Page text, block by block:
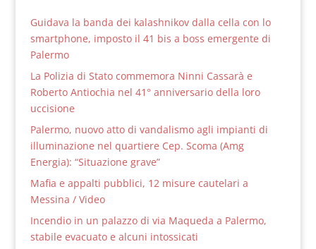
Guidava la banda dei kalashnikov dalla cella con lo
smartphone, imposto il 41 bis a boss emergente di
Palermo
La Polizia di Stato commemora Ninni Cassarà e
Roberto Antiochia nel 41° anniversario della loro
uccisione
Palermo, nuovo atto di vandalismo agli impianti di
illuminazione nel quartiere Cep. Scoma (Amg
Energia): “Situazione grave”
Mafia e appalti pubblici, 12 misure cautelari a
Messina / Video
Incendio in un palazzo di via Maqueda a Palermo,
stabile evacuato e alcuni intossicati